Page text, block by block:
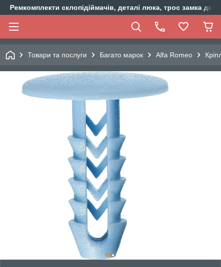
Ремкомплекти склопідіймачів, деталі люка, трос замка
Товари та послуги Багато марок Alfa Romeo